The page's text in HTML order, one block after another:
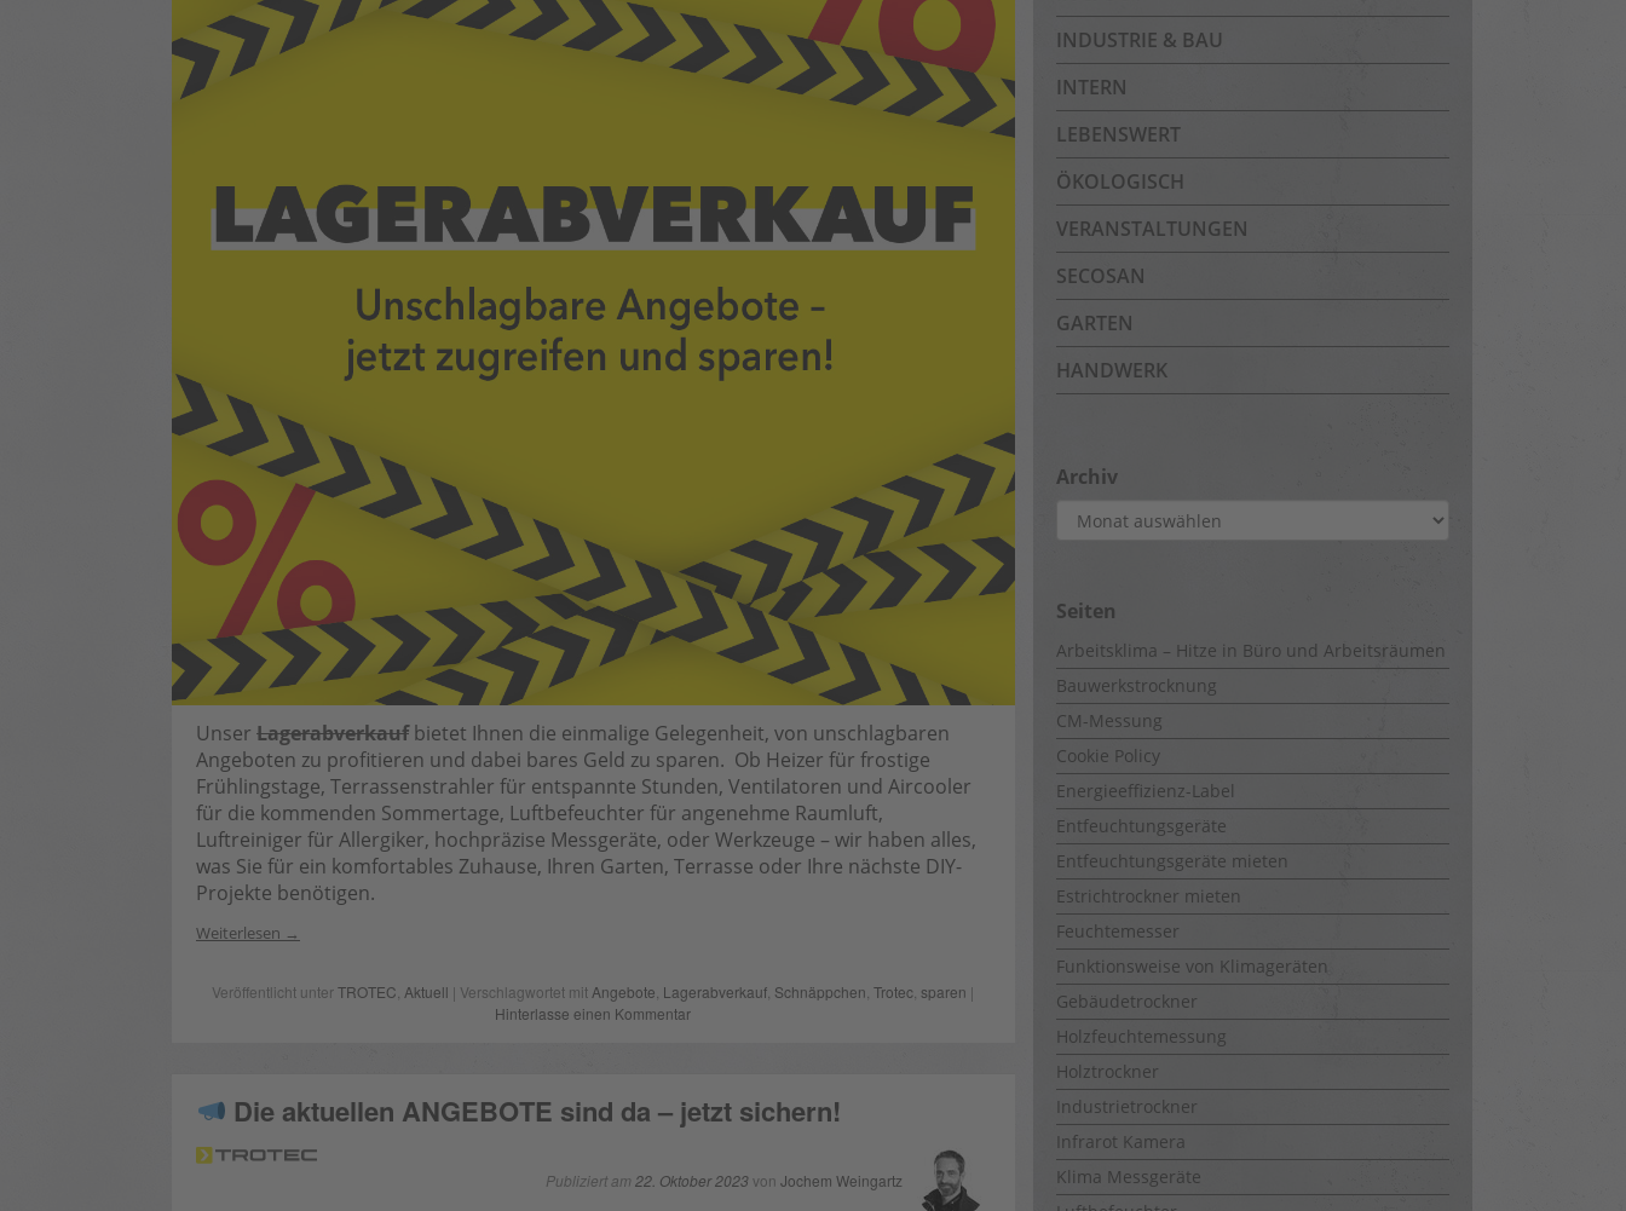
Unser Lagerabverkaufbietet Ihnen die einmalige Gelegenheit, von unschlagbaren
Angeboten zu profitieren und dabei bares Geld zu sparen. Ob Heizer für frostige
Frühlingstage, Terrassenstrahler für entspannte Stunden, Ventilatoren und Aircooler
für die kommenden Sommertage, Luftbefeuchter für angenehme Raumluft,
Luftreiniger für Allergiker, hochpräzise Messgeräte, oder Werkzeuge – wir haben alles,
was Sie für ein komfortables Zuhause, Ihren Garten, Terrasse oder Ihre nächste DIY-
Projekte benötigen.
Weiterlesen
Veröffentlicht unterTROTEC Aktuell | Verschlagwortet mit Angebote Lagerabverkauf Schnäppchen ,Trotec ,sparen |
Hinterlasse einen Kommentar
Die aktuellen ANGEBOTE sind da – jetzt sichern!
Publiziert am 22. Oktober 2023von Jochem Weingartz
INDUSTRIE & BAU
INTERN
LEBENSWERT
ÖKOLOGISCH
VERANSTALTUNGEN
SECOSAN
GARTEN
HANDWERK
Archiv
Archiv
Seiten
Arbeitsklima – Hitze in Büro und Arbeitsräumen
Bauwerkstrocknung
CM-Messung
Cookie Policy
Energieeffizienz-Label
Entfeuchtungsgeräte
Entfeuchtungsgeräte mieten
Estrichtrockner mieten
Feuchtemesser
Funktionsweise von Klimageräten
Gebäudetrockner
Holzfeuchtemessung
Holztrockner
Industrietrockner
Infrarot Kamera
Klima Messgeräte